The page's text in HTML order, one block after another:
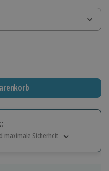
maximale Sicherheit